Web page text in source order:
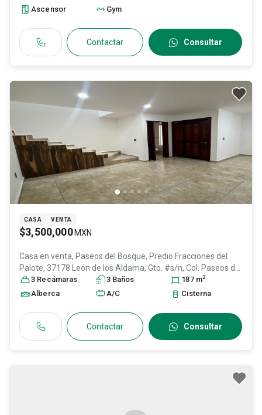
Ascensor Gym
Contactar Consultar
CASA VENTA
$3,500,000 MXN
Casa en venta, Paseos del Bosque, Predio Fracciones del
Palote, 37178 León de los Aldama, Gto. #s/n, Col. Paseos del
Bosque,León, Guanajuato, México , C.P. 37178, ID:30411737
3 Recámaras 3 Baños 187 m2
Alberca A/C Cisterna
Contactar Consultar